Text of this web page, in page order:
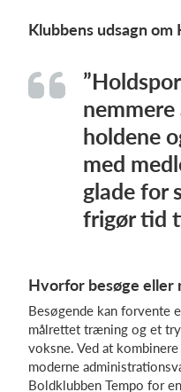
Klubbens udsagn om
holdene
med
glade for
frigør tid
Hvorfor besøge eller
Besøgende kan forvente
målrettet træning og et
voksne. Ved at
moderne
Boldklubben Tempo for